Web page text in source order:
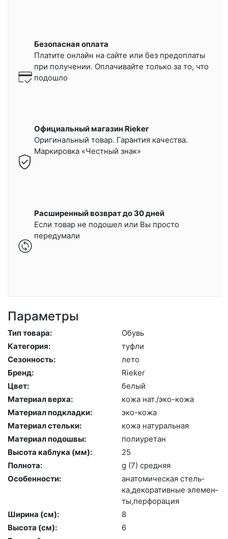
Безопасная оплата
Платите онлайн на сайте или без предоплаты
при получении. Оплачивайте только за то, что
подошло
Официальный магазин Rieker
Оригинальный товар. Гарантия качества.
Маркировка «Честный знак»
Расширенный возврат до 30 дней
Если товар не подошел или Вы просто
передумали
Параметры
Тип товара:
Обувь
Категория:
туф­ли
Сезонность:
ле­то
Бренд:
Ri­eker
Цвет:
бе­лый
Материал верха:
ко­жа нат./эко-ко­жа
Материал подкладки:
эко-ко­жа
Материал стельки:
ко­жа на­тураль­ная
Материал подошвы:
по­ли­уре­тан
Высота каблука (мм):
25
Полнота:
g (7) сред­няя
Особенности:
ана­томи­чес­кая стель­
ка,де­кора­тив­ные эле­мен­
ты,пер­фо­рация
Ширина (см):
8
Высота (cм):
6